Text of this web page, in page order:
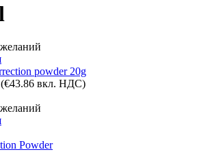
powder 20g
(€43.86 вкл. НДС)
Powder